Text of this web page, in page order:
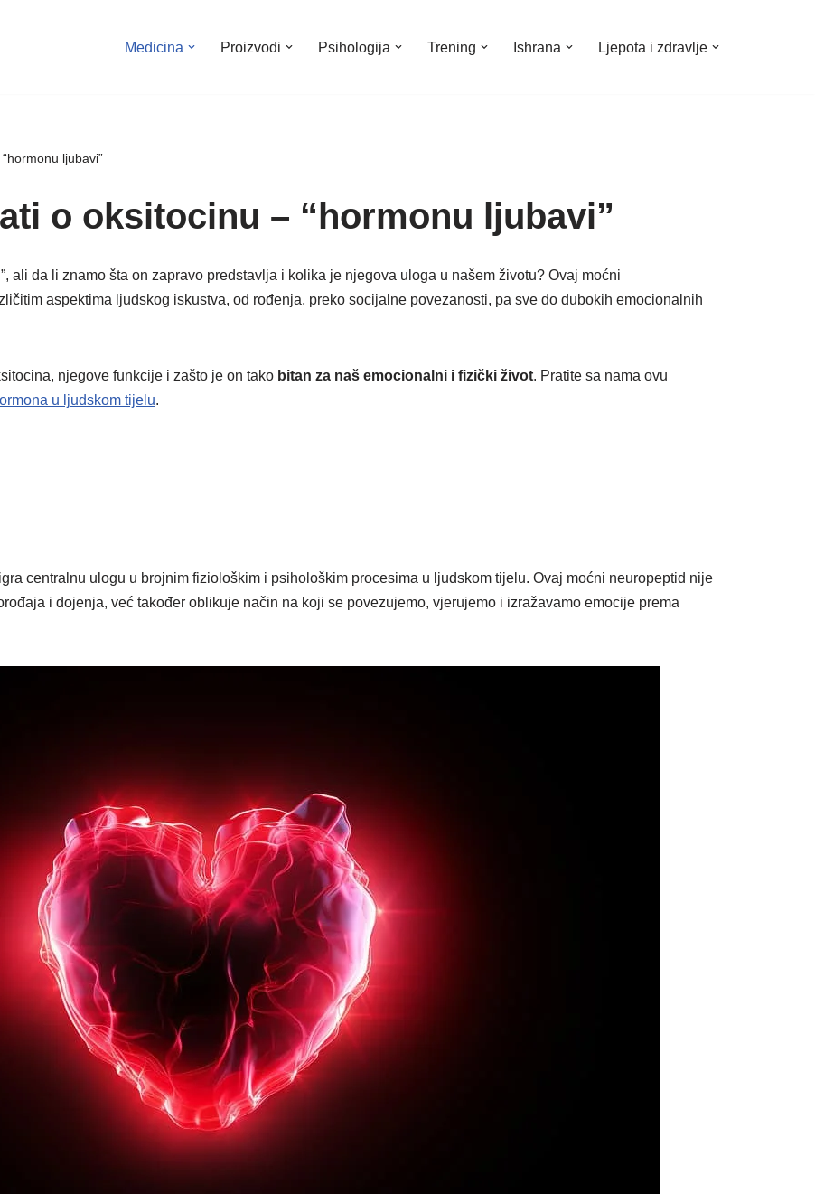
Medicina Proizvodi Psihologija Trening Ishrana Ljepota i zdravlje
ljubavi”
o oksitocinu – “hormonu ljubavi”
ali da li znamo šta on zapravo predstavlja i kolika je njegova uloga u našem životu? Ovaj moćni
aspektima ljudskog iskustva, od rođenja, preko socijalne povezanosti, pa sve do dubokih emocionalnih
njegove funkcije i zašto je on tako bitan za naš emocionalni i fizički život. Pratite sa nama ovu
u ljudskom tijelu.
igra centralnu ulogu u brojnim fiziološkim i psihološkim procesima u ljudskom tijelu. Ovaj moćni neuropeptid nije
i dojenja, već također oblikuje način na koji se povezujemo, vjerujemo i izražavamo emocije prema